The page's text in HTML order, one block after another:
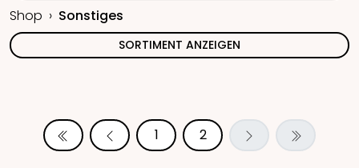
Shop Sonstiges
SORTIMENT ANZEIGEN
1 2